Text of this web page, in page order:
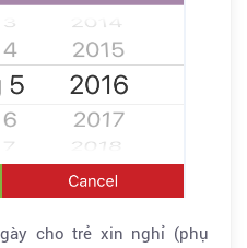
cho trẻ xin nghỉ (phụ